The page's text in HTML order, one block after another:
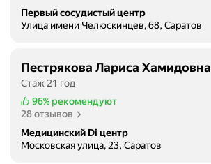
Первый сосудистый центр
Улица имени Челюскинцев, 68, Саратов
Пестрякова Лариса Хамидовна
Стаж 21 год
96% рекомендуют
28 отзывов
Медицинский Di центр
Московская улица, 23, Саратов